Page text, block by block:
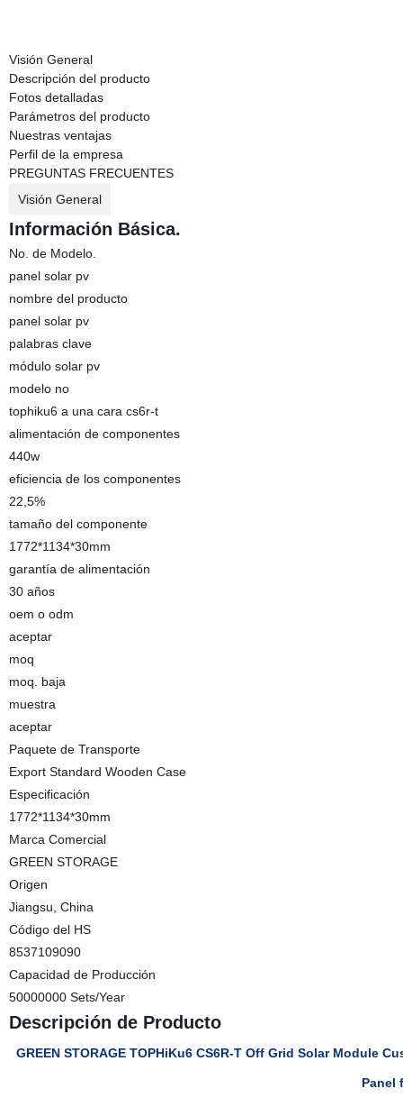
Visión General
Descripción del producto
Fotos detalladas
Parámetros del producto
Nuestras ventajas
Perfil de la empresa
PREGUNTAS FRECUENTES
Visión General
Información Básica.
No. de Modelo.
panel solar pv
nombre del producto
panel solar pv
palabras clave
módulo solar pv
modelo no
tophiku6 a una cara cs6r-t
alimentación de componentes
440w
eficiencia de los componentes
22,5%
tamaño del componente
1772*1134*30mm
garantía de alimentación
30 años
oem o odm
aceptar
moq
moq. baja
muestra
aceptar
Paquete de Transporte
Export Standard Wooden Case
Especificación
1772*1134*30mm
Marca Comercial
GREEN STORAGE
Origen
Jiangsu, China
Código del HS
8537109090
Capacidad de Producción
50000000 Sets/Year
Descripción de Producto
GREEN STORAGE TOPHiKu6 CS6R-T Off Grid Solar Module
Panel